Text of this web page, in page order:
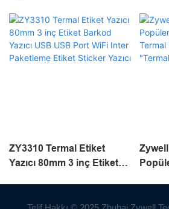
ZY3310 Termal Etiket
Yazıcı 80mm 3 inç Etiket
Etiket Sticker Yazıcı